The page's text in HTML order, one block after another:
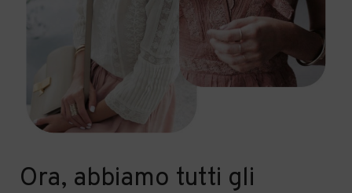
Ora, abbiamo tutti gli